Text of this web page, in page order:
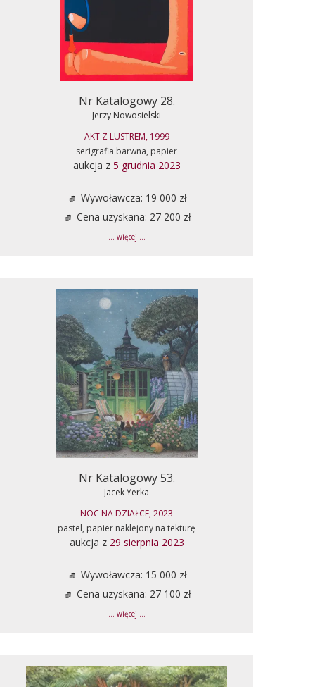
Nr Katalogowy 28.
Jerzy Nowosielski
AKT Z LUSTREM, 1999
serigrafia barwna, papier
aukcja z 5 grudnia 2023
Wywoławcza: 19 000 zł
Cena uzyskana: 27 200 zł
... więcej ...
Nr Katalogowy 53.
Jacek Yerka
NOC NA DZIAŁCE, 2023
pastel, papier naklejony na tekturę
aukcja z 29 sierpnia 2023
Wywoławcza: 15 000 zł
Cena uzyskana: 27 100 zł
... więcej ...